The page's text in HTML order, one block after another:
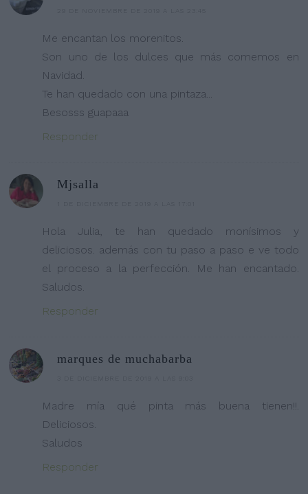
Me encantan los morenitos.
Son uno de los dulces que más comemos en
Navidad.
Te han quedado con una pintaza...
Besosss guapaaa
Responder
Mjsalla
Hola Julia, te han quedado monísimos y
deliciosos. además con tu paso a paso e ve todo
el proceso a la perfección. Me han encantado.
Saludos.
Responder
marques de muchabarba
Madre mía qué pinta más buena tienen!!.
Deliciosos.
Saludos
Responder